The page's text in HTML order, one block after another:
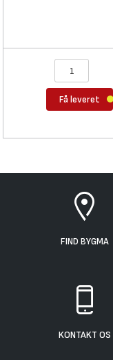
Få leveret
FIND BYGMA
KONTAKT OS